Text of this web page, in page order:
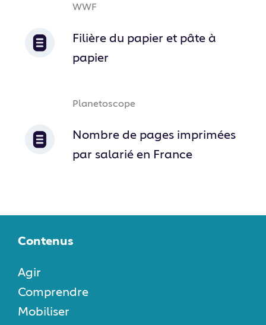
WWF
Filière du papier et pâte à
papier
Planetoscope
Nombre de pages imprimées
par salarié en France
Contenus
Agir
Comprendre
Mobiliser